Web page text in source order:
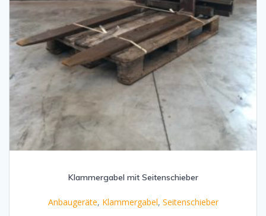
Klammergabel mit Seitenschieber
Anbaugeräte, Klammergabel, Seitenschieber